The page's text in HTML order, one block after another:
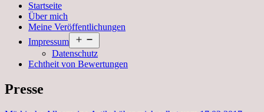
Startseite
Über mich
Meine Veröffentlichungen
Impressum
öffnen
Datenschutz
Echtheit von Bewertungen
Presse